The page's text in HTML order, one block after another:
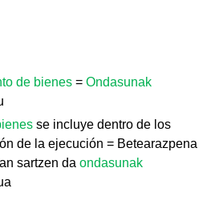
de bienes = Ondasunak
se incluye dentro de los
de la ejecución = Betearazpena
sartzen da ondasunak